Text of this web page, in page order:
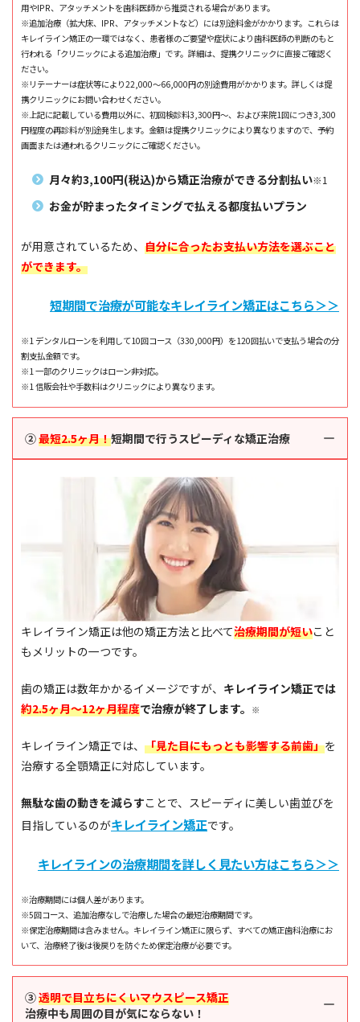
用やIPR、アタッチメントを歯科医師から推奨される場合があります。
※追加治療（拡大床、IPR、アタッチメントなど）には別途料金がかかります。これらは
キレイライン矯正の一環ではなく、患者様のご要望や症状により歯科医師の判断のもと
行われる「クリニックによる追加治療」です。詳細は、提携クリニックに直接ご確認く
ださい。
※リテーナーは症状等により22,000～66,000円の別途費用がかかります。詳しくは提
携クリニックにお問い合わせください。
※上記に記載している費用以外に、初回検診料3,300円～、および来院1回につき3,300
円程度の再診料が別途発生します。金額は提携クリニックにより異なりますので、予約
画面または通われるクリニックにご確認ください。
月々約3,100円(税込)から矯正治療ができる分割払い※1
お金が貯まったタイミングで払える都度払いプラン
が用意されているため、 自分に合ったお支払い方法を選ぶこと
ができます。
短期間で治療が可能なキレイライン矯正はこちら＞＞
※1 デンタルローンを利用して10回コース（330,000円）を120回払いで支払う場合の分
割支払金額です。
※1 一部のクリニックはローン非対応。
※1 信販会社や手数料はクリニックにより異なります。
②最短2.5ヶ月！短期間で行うスピーディな矯正治療
キレイライン矯正は他の矯正方法と比べて治療期間が短いこと
もメリットの一つです。
歯の矯正は数年かかるイメージですが、 キレイライン矯正では
約2.5ヶ月〜12ヶ月程度で治療が終了します。 ※
キレイライン矯正では、 「見た目にもっとも影響する前歯」を
治療する全顎矯正に対応しています。
無駄な歯の動きを減らすことで、スピーディに美しい歯並びを
目指しているのがキレイライン矯正です。
キレイラインの治療期間を詳しく見たい方はこちら＞＞
※治療期間には個人差があります。
※5回コース、追加治療なしで治療した場合の最短治療期間です。
※保定治療期間は含みません。キレイライン矯正に限らず、すべての矯正歯科治療にお
いて、治療終了後は後戻りを防ぐため保定治療が必要です。
③透明で目立ちにくいマウスピース矯正
治療中も周囲の目が気にならない！